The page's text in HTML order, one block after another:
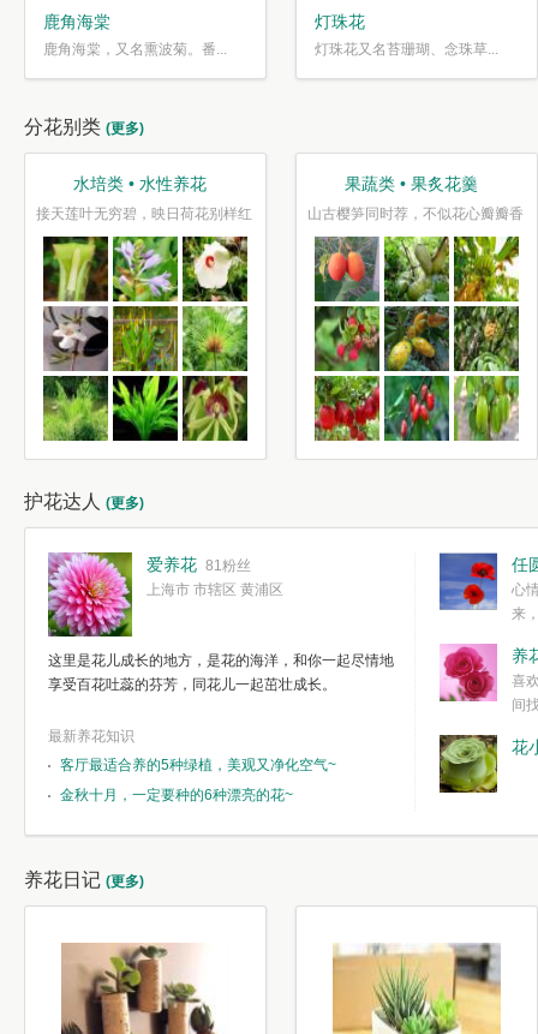
鹿角海棠
鹿角海棠，又名熏波菊。番...
灯珠花
灯珠花又名苔珊瑚、念珠草...
分花别类 (更多)
水培类 • 水性养花
接天莲叶无穷碧，映日荷花别样红
果蔬类 • 果炙花羹
山古樱笋同时荐，不似花心瓣瓣香
护花达人 (更多)
爱养花 81粉丝
上海市 市辖区 黄浦区
这里是花儿成长的地方，是花的海洋，和你一起尽情地
享受百花吐蕊的芬芳，同花儿一起茁壮成长。
最新养花知识
客厅最适合养的5种绿植，美观又净化空气~
金秋十月，一定要种的6种漂亮的花~
任
心
来
简单愉快的心
我们自己复杂
养
喜
间
花
养花日记 (更多)